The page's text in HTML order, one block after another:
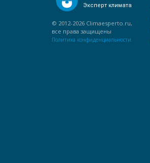
Эксперт климата
© 2012-2026 Climaesperto.ru,
все права защищены
Политика конфиденциальности